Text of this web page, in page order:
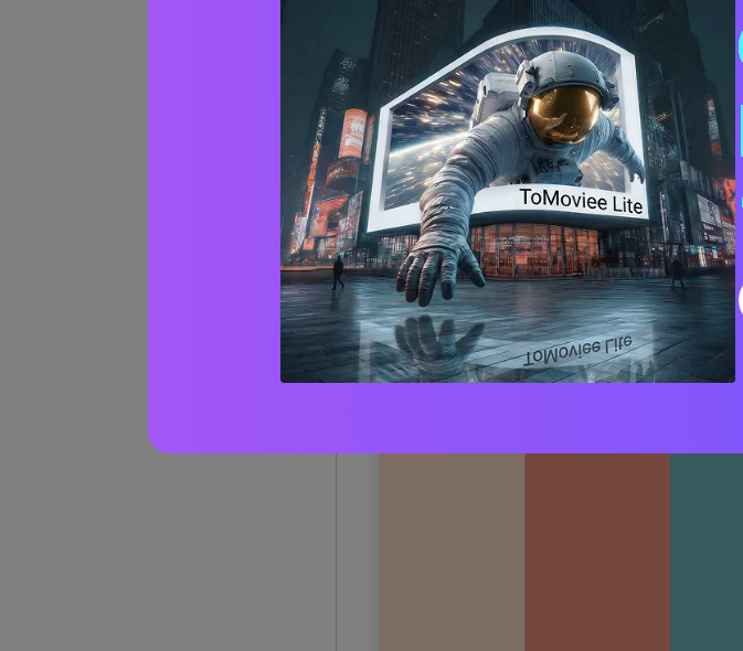
contemporanei.
Oltre 20 idee per
retrò (con codici
1) Sun Faded Diner